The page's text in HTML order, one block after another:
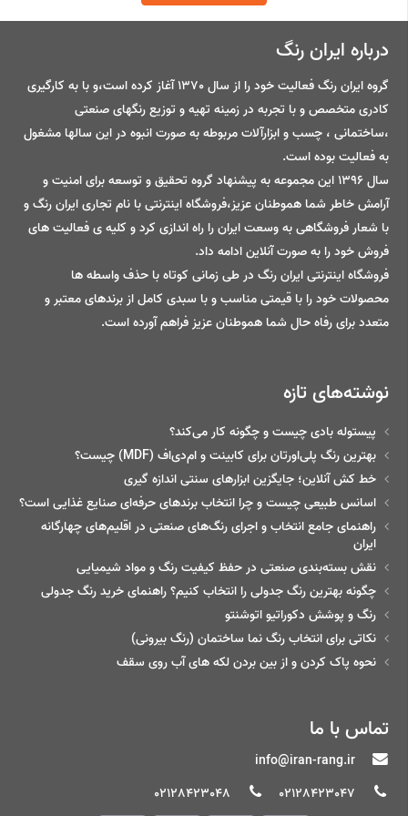
درباره ایران رنگ
گروه ایران رنگ فعالیت خود را از سال 1370 آغاز کرده است،و با به کارگیری
کادری متخصص و با تجربه در زمینه تهیه و توزیع رنگهای صنعتی
،ساختمانی ، چسب و ابزارآلات مربوطه به صورت انبوه در این سالها مشغول
به فعالیت بوده است.
سال 1396 این مجموعه به پیشنهاد گروه تحقیق و توسعه برای امنیت و
آرامش خاطر شما هموطنان عزیز،فروشگاه اینترنتی با نام تجاری ایران رنگ و
با شعار فروشگاهی به وسعت ایران را راه اندازی کرد و کلیه ی فعالیت های
فروش خود را به صورت آنلاین ادامه داد.
فروشگاه اینترنتی ایران رنگ در طی زمانی کوتاه با حذف واسطه ها
محصولات خود را با قیمتی مناسب و با سبدی کامل از برندهای معتبر و
متعدد برای رفاه حال شما هموطنان عزیز فراهم آورده است.
نوشته‌های تازه
پیستوله بادی چیست و چگونه کار می‌کند؟
بهترین رنگ پلی‌اورتان برای کابینت و ام‌دی‌اف (MDF) چیست؟
خط‌ کش آنلاین؛ جایگزین ابزارهای سنتی اندازه گیری
اسانس طبیعی چیست و چرا انتخاب برندهای حرفه‌ای صنایع غذایی است؟
راهنمای جامع انتخاب و اجرای رنگ‌های صنعتی در اقلیم‌های چهارگانه
ایران
نقش بسته‌بندی صنعتی در حفظ کیفیت رنگ و مواد شیمیایی
چگونه بهترین رنگ جدولی را انتخاب کنیم؟ راهنمای خرید رنگ جدولی
رنگ و پوشش دکوراتیو اتوشنتو
نکاتی برای انتخاب رنگ نما ساختمان (رنگ بیرونی)
نحوه پاک کردن و از بین بردن لکه های آب روی سقف
تماس با ما
info@iran-rang.ir
02128423047
02128423048